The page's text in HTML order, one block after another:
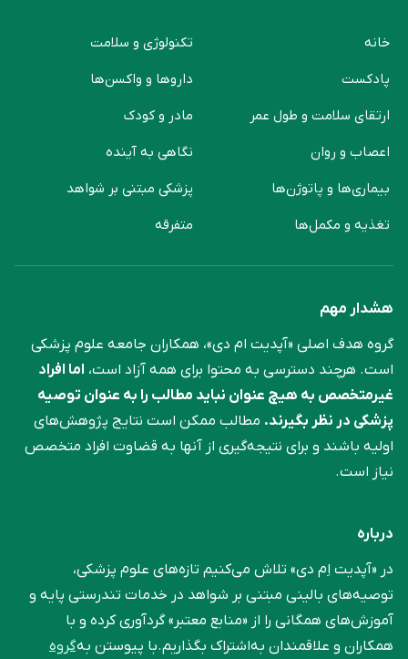
خانه
پادکست
ارتقای سلامت و طول عمر
اعصاب و روان
بیماری‌ها و پاتوژن‌ها
تغذیه و مکمل‌ها
تکنولوژی و سلامت
دارو‌ها و واکسن‌ها
مادر و کودک
نگاهی به آینده
پزشکی مبتنی بر شواهد
متفرقه
هشدار مهم
گروه هدف اصلی «آپدیت ام دی»، همکاران جامعه علوم ‌پزشکی
است. هرچند دسترسی به محتوا برای همه آزاد است، اما افراد
غیرمتخصص به هیچ عنوان نباید مطالب را به عنوان توصیه
پزشکی در نظر بگیرند. مطالب ممکن است نتایج پژوهش‌های
اولیه باشند و برای نتیجه‌گیری از آنها به قضاوت افراد متخصص
نیاز است.
درباره
در «آپدیت اِم دی» تلاش می‌کنیم تازه‌های علوم پزشکی،
توصیه‌های بالینی مبتنی بر شواهد در خدمات تندرستی پایه و
آموزش‌های همگانی را از «منابع معتبر» گردآوری کرده و با
همکاران و علاقمندان به‌اشتراک بگذاریم.با پیوستن بهگروه